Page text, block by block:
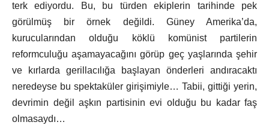
terk ediyordu. Bu, bu türden ekiplerin tarihinde pek
görülmüş bir örnek değildi. Güney Amerika’da,
kurucularından olduğu köklü komünist partilerin
reformculuğu aşamayacağını görüp geç yaşlarında şehir
ve kırlarda gerillacılığa başlayan önderleri andıracaktı
neredeyse bu spektaküler girişimiyle… Tabii, gittiği yerin,
devrimin değil aşkın partisinin evi olduğu bu kadar faş
olmasaydı…